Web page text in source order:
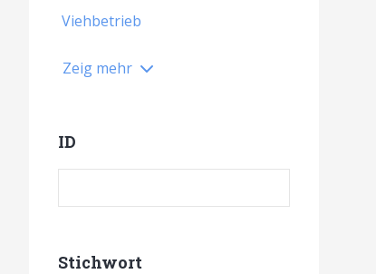
Viehbetrieb
Zeig mehr
ID
Stichwort